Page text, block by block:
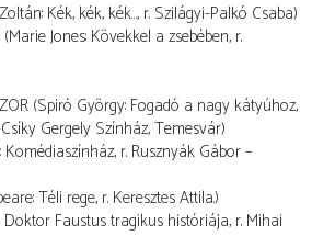
Kék, kék, kék…, r. Szilágyi-Palkó Csaba)
Jones: Kövekkel a zsebében, r.
(Spiró György: Fogadó a nagy kátyúhoz,
Gergely Színház, Temesvár)
Komédiaszínház, r. Rusznyák Gábor –
Téli rege, r. Keresztes Attila.)
Doktor Faustus tragikus históriája, r. Mihai